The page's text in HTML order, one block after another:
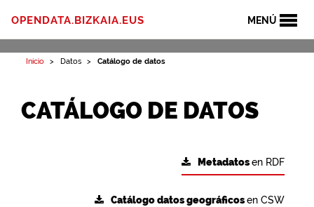
MENÚ
OPENDATA.BIZKAIA.EUS
Inicio Datos Catálogo de datos
CATÁLOGO DE DATOS
Metadatosen RDF
Catálogo datos geográficosen CSW